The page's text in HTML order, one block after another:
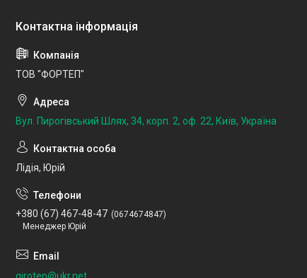
ТОВ "ФОРТЕП"
Вул. Пирогівський Шлях, 34, корп. 2, оф. 22, Київ, Україна
Лідія, Юрій
+380 (67) 467-48-47
0674674847
Менеджер Юрій
girotep@ukr.net